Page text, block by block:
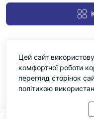
Цей сайт
комфортної роботи
перегляд сторінок
політикою